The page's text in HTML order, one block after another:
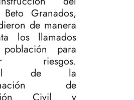
Granados,
de manera
los llamados
para
riesgos.
de la
de